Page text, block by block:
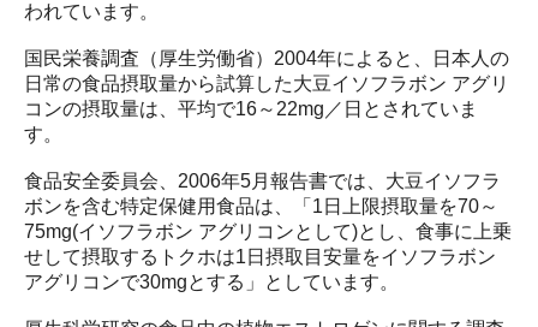
われています。
国民栄養調査（厚生労働省）2004年によると、日本人の
日常の食品摂取量から試算した大豆イソフラボン アグリ
コンの摂取量は、平均で16～22mg／日とされていま
す。
食品安全委員会、2006年5月報告書では、大豆イソフラ
ボンを含む特定保健用食品は、「1日上限摂取量を70～
75mg(イソフラボン アグリコンとして)とし、食事に上乗
せして摂取するトクホは1日摂取目安量をイソフラボン
アグリコンで30mgとする」としています。